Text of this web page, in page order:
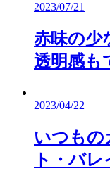
2023/07/21
赤味の少
透明感も
2023/04/22
いつもの
ト・バ